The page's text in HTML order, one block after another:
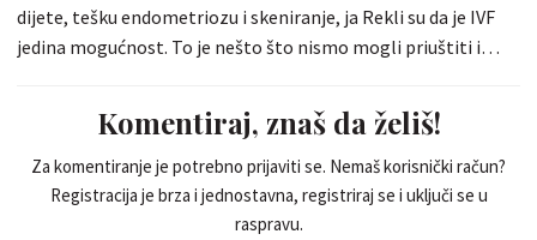
dijete, tešku endometriozu i skeniranje, ja Rekli su da je IVF
jedina mogućnost. To je nešto što nismo mogli priuštiti i
prijatelj mi je preporučio dr Uzai i nagovorio me da ga
kontaktiram, napravio mi je duhovno otkriće da me zatrudne,
u roku od dva tjedna trudna sam (naravno!) I rodila lijep
zdravo dječak Travanj, ovdje ja svoju obitelj s radošću i
srećom, pišem ovu poruku za one žene koje su na pozornici na
Komentiraj, znaš da želiš!
Za komentiranje je potrebno prijaviti se. Nemaš korisnički račun?
Registracija je brza i jednostavna, registriraj se i uključi se u
raspravu.